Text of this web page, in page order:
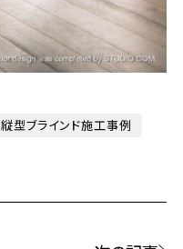
縦型ブラインド施工事例